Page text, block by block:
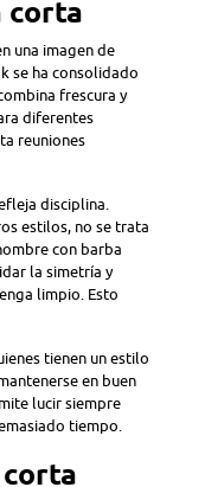
corta
una imagen de
se ha consolidado
frescura y
diferentes
reuniones
disciplina.
estilos, no se trata
con barba
la simetría y
limpio. Esto
tienen un estilo
en buen
lucir siempre
tiempo.